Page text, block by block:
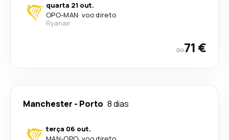
quarta 21 out.
OPO-MAN· voo direto
Ryanair
de71 €
Manchester - Porto 8 dias
terça 06 out.